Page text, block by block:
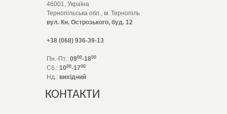
46001, Україна
Тернопільська обл., м. Тернопіль
вул. Кн. Острозького, буд. 12
+38 (068) 936-39-13
Пн.-Пт.: 0900-1800
Сб.: 1000-1700
Нд.: вихідний
КОНТАКТИ